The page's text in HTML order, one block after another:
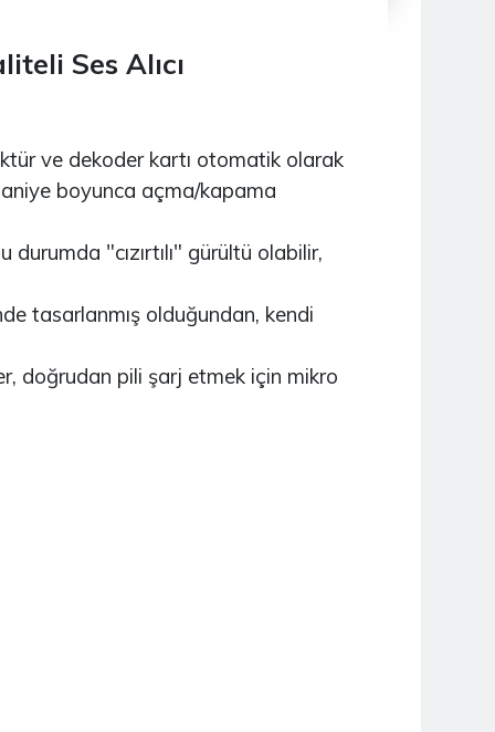
2.790,04TL
NUCLEO-H7A3ZI-Q
Ses Alıcı
ve dekoder kartı otomatik olarak
boyunca açma/kapama
"cızırtılı" gürültü olabilir,
tasarlanmış olduğundan, kendi
doğrudan pili şarj etmek için mikro